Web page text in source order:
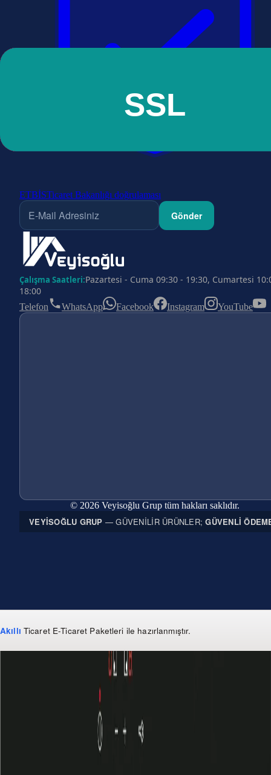
ETBİSTicaret Bakanlığı doğrulaması
Gönder
Çalışma Saatleri:Pazartesi - Cuma 09:30 - 19:30, Cumartesi
18:00
Telefon WhatsApp Facebook Instagram YouTube
© 2026 Veyisoğlu Grup tüm hakları saklıdır.
VEYISOĞLU GRUP — GÜVENILIR ÜRÜNLER;GÜVENLI
Akıllı Ticaret E-Ticaret Paketleri ile hazırlanmıştır.